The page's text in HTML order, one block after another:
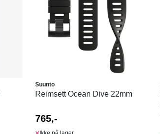
Suunto
Reimsett Ocean Dive 22mm
765,-